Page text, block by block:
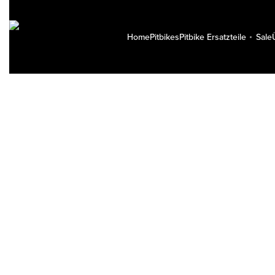
HomePitbikesPitbike Ersatzteile Sale